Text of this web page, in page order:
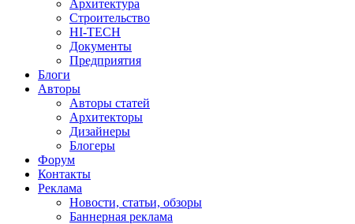
Архитектура
Строительство
HI-TECH
Документы
Предприятия
Блоги
Авторы
Авторы статей
Архитекторы
Дизайнеры
Блогеры
Форум
Контакты
Реклама
Новости, статьи, обзоры
Баннерная реклама